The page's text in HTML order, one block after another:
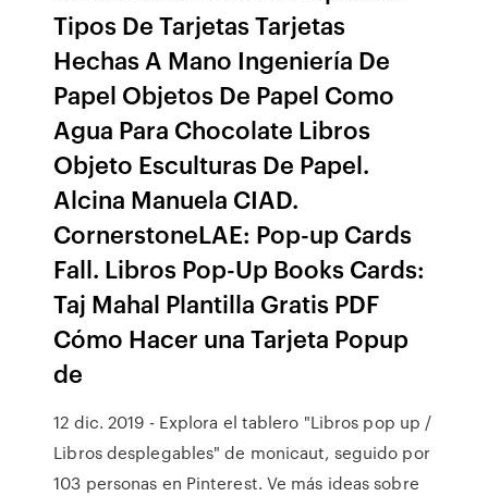
Tipos De Tarjetas Tarjetas
Hechas A Mano Ingeniería De
Papel Objetos De Papel Como
Agua Para Chocolate Libros
Objeto Esculturas De Papel.
Alcina Manuela CIAD.
CornerstoneLAE: Pop-up Cards
Fall. Libros Pop-Up Books Cards:
Taj Mahal Plantilla Gratis PDF
Cómo Hacer una Tarjeta Popup
de
12 dic. 2019 - Explora el tablero "Libros pop up /
Libros desplegables" de monicaut, seguido por
103 personas en Pinterest. Ve más ideas sobre